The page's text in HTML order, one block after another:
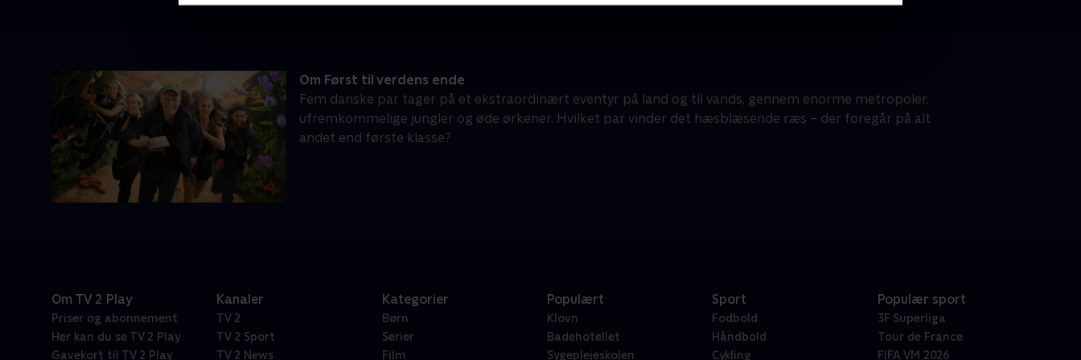
Om Først til verdens ende
Fem danske par tager på et ekstraordinært eventyr på land og til vands, gennem enorme metropoler,
ufremkommelige jungler og øde ørkener. Hvilket par vinder det hæsblæsende ræs – der foregår på alt
andet end første klasse?
Om TV 2 Play
Priser og abonnement
Her kan du se TV 2 Play
Gavekort til TV 2 Play
Kanaler
TV 2
TV 2 Sport
TV 2 News
Kategorier
Børn
Serier
Film
Populært
Klovn
Badehotellet
Sygeplejeskolen
Sport
Fodbold
Håndbold
Cykling
Populær sport
3F Superliga
Tour de France
FIFA VM 2026